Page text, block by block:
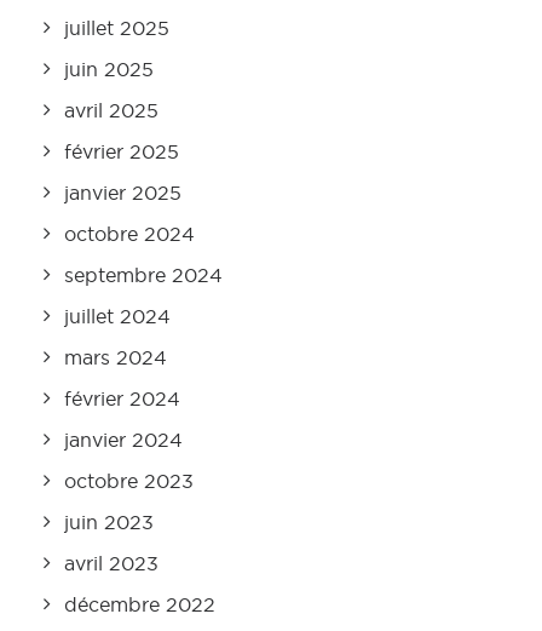
juillet 2025
juin 2025
avril 2025
février 2025
janvier 2025
octobre 2024
septembre 2024
juillet 2024
mars 2024
février 2024
janvier 2024
octobre 2023
juin 2023
avril 2023
décembre 2022